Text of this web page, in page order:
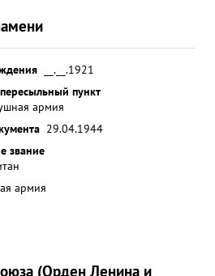
34 успешных
Правительственной
ЗНАМЯ. ...»
__.__.1921
пункт
армия
29.04.1944
звание
армия
(Орден Ленина и